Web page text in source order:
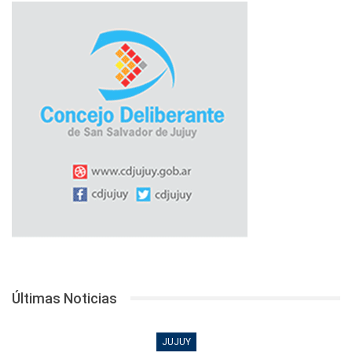
Últimas Noticias
JUJUY